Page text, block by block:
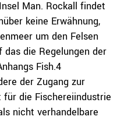
Man. Rockall findet
keine Erwähnung,
um den Felsen
das die Regelungen der
Fish.4
der Zugang zur
die Fischereiindustrie
nicht verhandelbare